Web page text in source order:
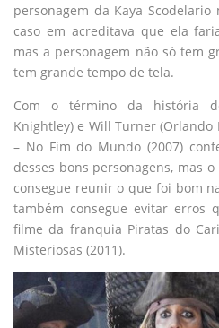
personagem da Kaya
caso em acreditava que ela
mas a personagem não só tem
tem grande tempo de tela.
Com o término da história
Knightley) e Will Turner (Orlando
– No Fim do Mundo (2007)
desses bons personagens, mas
consegue reunir o que foi bom
também consegue evitar erros
filme da franquia Piratas do
Misteriosas (2011).